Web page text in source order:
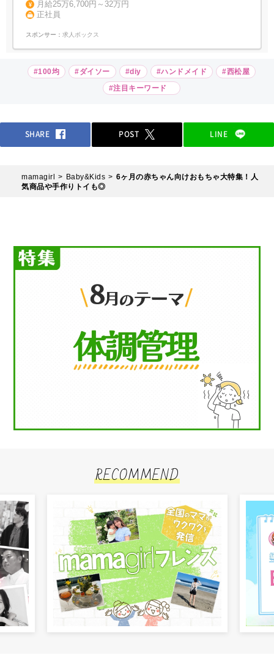
月給25万6,700円～32万円
正社員
スポンサー： 求人ボックス
#100均 #ダイソー #diy #ハンドメイド
#西松屋
#注目キーワード
SHARE POST LINE
mamagirl Baby&Kids
6ヶ月の赤ちゃん向けおもちゃ大特集！人
気商品や手作りトイも◎
RECOMMEND